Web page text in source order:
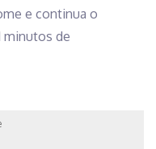
e continua o
minutos de